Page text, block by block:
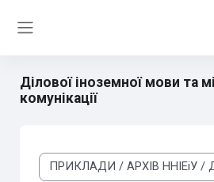
Ділової іноземної мови та
комунікації
Категорії курсів